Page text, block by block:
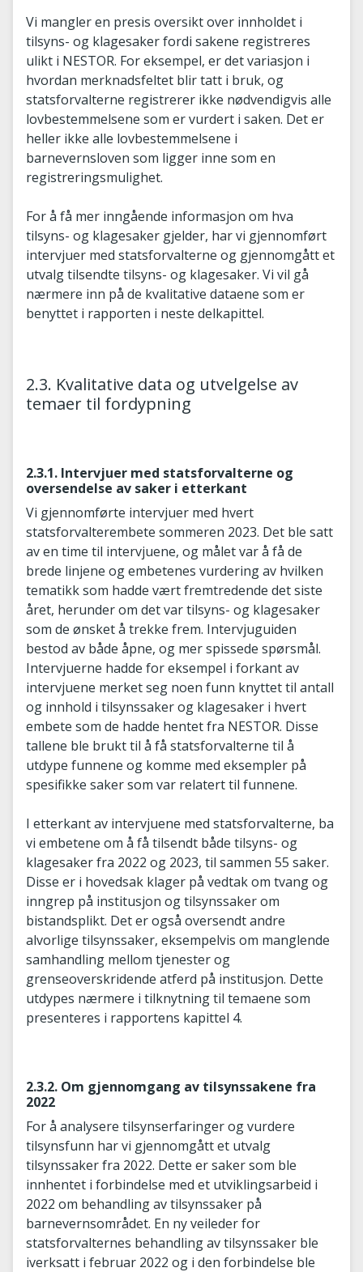
Vi mangler en presis oversikt over innholdet i
tilsyns- og klagesaker fordi sakene registreres
ulikt i NESTOR. For eksempel, er det variasjon i
hvordan merknadsfeltet blir tatt i bruk, og
statsforvalterne registrerer ikke nødvendigvis alle
lovbestemmelsene som er vurdert i saken. Det er
heller ikke alle lovbestemmelsene i
barnevernsloven som ligger inne som en
registreringsmulighet.
For å få mer inngående informasjon om hva
tilsyns- og klagesaker gjelder, har vi gjennomført
intervjuer med statsforvalterne og gjennomgått et
utvalg tilsendte tilsyns- og klagesaker. Vi vil gå
nærmere inn på de kvalitative dataene som er
benyttet i rapporten i neste delkapittel.
2.3. Kvalitative data og utvelgelse av
temaer til fordypning
2.3.1. Intervjuer med statsforvalterne og
oversendelse av saker i etterkant
Vi gjennomførte intervjuer med hvert
statsforvalterembete sommeren 2023. Det ble satt
av en time til intervjuene, og målet var å få de
brede linjene og embetenes vurdering av hvilken
tematikk som hadde vært fremtredende det siste
året, herunder om det var tilsyns- og klagesaker
som de ønsket å trekke frem. Intervjuguiden
bestod av både åpne, og mer spissede spørsmål.
Intervjuerne hadde for eksempel i forkant av
intervjuene merket seg noen funn knyttet til antall
og innhold i tilsynssaker og klagesaker i hvert
embete som de hadde hentet fra NESTOR. Disse
tallene ble brukt til å få statsforvalterne til å
utdype funnene og komme med eksempler på
spesifikke saker som var relatert til funnene.
I etterkant av intervjuene med statsforvalterne, ba
vi embetene om å få tilsendt både tilsyns- og
klagesaker fra 2022 og 2023, til sammen 55 saker.
Disse er i hovedsak klager på vedtak om tvang og
inngrep på institusjon og tilsynssaker om
bistandsplikt. Det er også oversendt andre
alvorlige tilsynssaker, eksempelvis om manglende
samhandling mellom tjenester og
grenseoverskridende atferd på institusjon. Dette
utdypes nærmere i tilknytning til temaene som
presenteres i rapportens kapittel 4.
2.3.2. Om gjennomgang av tilsynssakene fra
2022
For å analysere tilsynserfaringer og vurdere
tilsynsfunn har vi gjennomgått et utvalg
tilsynssaker fra 2022. Dette er saker som ble
innhentet i forbindelse med et utviklingsarbeid i
2022 om behandling av tilsynssaker på
barnevernsområdet. En ny veileder for
statsforvalternes behandling av tilsynssaker ble
iverksatt i februar 2022 og i den forbindelse ble